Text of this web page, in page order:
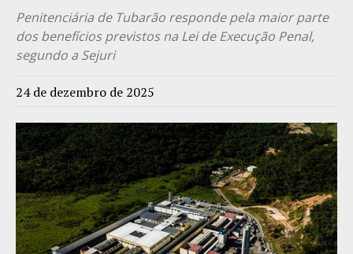
Penitenciária de Tubarão responde pela maior parte
dos benefícios previstos na Lei de Execução Penal,
segundo a Sejuri
24 de dezembro de 2025